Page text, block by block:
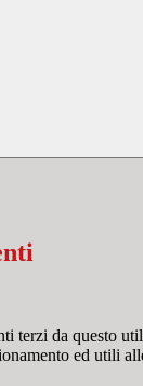
terzi da questo
ed utili